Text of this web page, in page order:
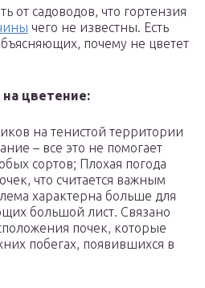
от садоводов, что гортензия
чего не известны. Есть
почему не цветет
цветение:
на тенистой территории
– все это не помогает
сортов; Плохая погода
что считается важным
характерна больше для
большой лист. Связано
почек, которые
побегах, появившихся в